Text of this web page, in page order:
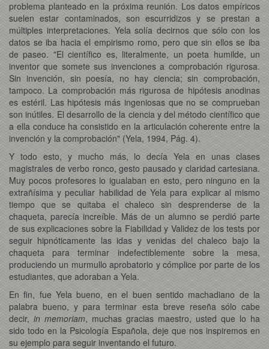
problema planteado en la próxima reunión. Los datos empíricos
suelen estar contaminados, son escurridizos y se prestan a
múltiples interpretaciones. Yela solía decirnos que sólo con los
datos se iba hacia el empirismo romo, pero que sin ellos se iba
de paseo. "El científico es, literalmente, un poeta humilde, un
inventor que somete sus invenciones a comprobación rigurosa.
Sin invención, sin poesía, no hay ciencia; sin comprobación,
tampoco. La comprobación más rigurosa de hipótesis anodinas
es estéril. Las hipótesis más ingeniosas que no se comprueban
son inútiles. El desarrollo de la ciencia y del método científico que
a ella conduce ha consistido en la articulación coherente entre la
invención y la comprobación" (Yela, 1994, Pág. 4).
Y todo esto, y mucho más, lo decía Yela en unas clases
magistrales de verbo ronco, gesto pausado y claridad cartesiana.
Muy pocos profesores lo igualaban en esto, pero ninguno en la
extrañísima y peculiar habilidad de Yela para explicar al mismo
tiempo que se quitaba el chaleco sin desprenderse de la
chaqueta, parecía increíble. Más de un alumno se perdió parte
de sus explicaciones sobre la Fiabilidad y Validez de los tests por
seguir hipnóticamente las idas y venidas del chaleco bajo la
chaqueta para terminar indefectiblemente sobre la mesa,
produciendo un murmullo aprobatorio y cómplice por parte de los
estudiantes, que adoraban a Yela.
En fin, fue Yela bueno, en el buen sentido machadiano de la
palabra bueno, y para terminar esta breve reseña sólo cabe
decir, in memoriam, muchas gracias maestro, usted que lo ha
sido todo en la Psicología Española, deje que nos inspiremos en
su ejemplo para seguir inventando el futuro.